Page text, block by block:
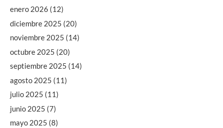
enero 2026 (12)
diciembre 2025 (20)
noviembre 2025 (14)
octubre 2025 (20)
septiembre 2025 (14)
agosto 2025 (11)
julio 2025 (11)
junio 2025 (7)
mayo 2025 (8)